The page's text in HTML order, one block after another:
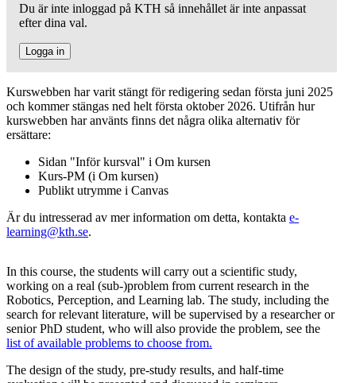
Du är inte inloggad på KTH så innehållet är inte anpassat
efter dina val.
Logga in
Kurswebben har varit stängt för redigering sedan första juni 2025
och kommer stängas ned helt första oktober 2026. Utifrån hur
kurswebben har använts finns det några olika alternativ för
ersättare:
Sidan "Inför kursval" i Om kursen
Kurs-PM (i Om kursen)
Publikt utrymme i Canvas
Är du intresserad av mer information om detta, kontakta e-
learning@kth.se.
In this course, the students will carry out a scientific study,
working on a real (sub-)problem from current research in the
Robotics, Perception, and Learning lab. The study, including the
search for relevant literature, will be supervised by a researcher or
senior PhD student, who will also provide the problem, see the
list of available problems to choose from.
The design of the study, pre-study results, and half-time